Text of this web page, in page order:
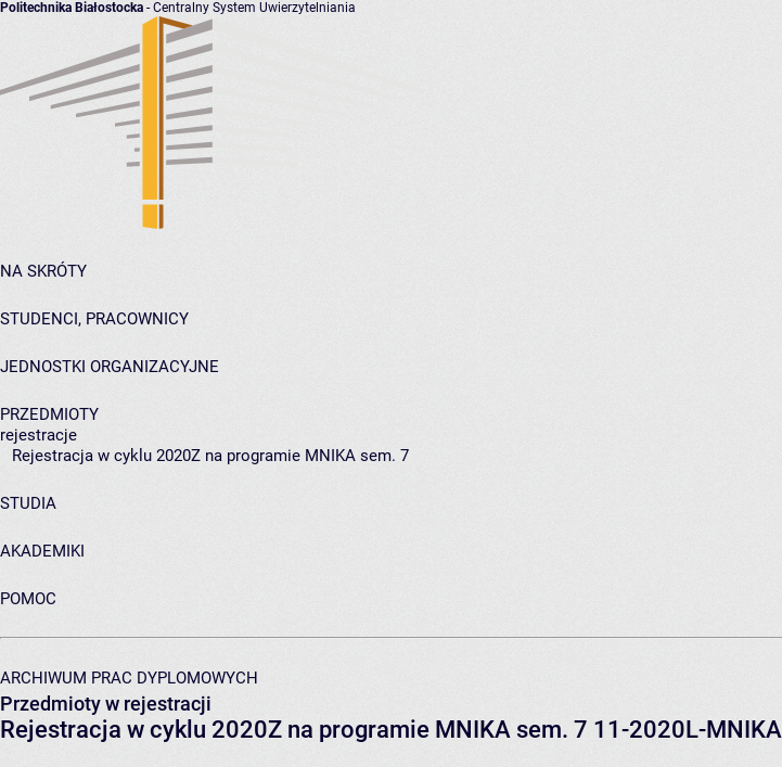
Politechnika Białostocka - Centralny System Uwierzytelniania
NA SKRÓTY
STUDENCI, PRACOWNICY
JEDNOSTKI ORGANIZACYJNE
PRZEDMIOTY
rejestracje
Rejestracja w cyklu 2020Z na programie MNIKA sem. 7
STUDIA
AKADEMIKI
POMOC
ARCHIWUM PRAC DYPLOMOWYCH
Przedmioty w rejestracji
Rejestracja w cyklu 2020Z na programie MNIKA sem. 7 11-2020L-MNIKA